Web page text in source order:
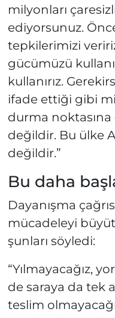
milyonları
ediyorsunuz.
tepkilerimizi
gücümüzü
kullanırız.
ifade ettiği gibi
durma
değildir. Bu ülke
değildir.”
Bu daha
Dayanışma
mücadeleyi
şunları söyledi:
“Yılmayacağız,
de saraya da tek
teslim